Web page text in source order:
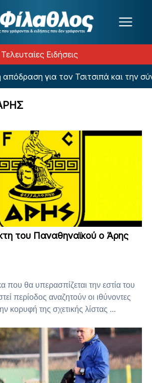
Τελευταίες Ειδήσεις
τον Τσιτσιπά και την σύντροφό
του Παναθηναϊκού ο Άρης
που θα υπερασπίζεται την εστία του
περίοδος αναζητούν οι ιθύνοντες
κορυφή της σχετικής λίστας ...